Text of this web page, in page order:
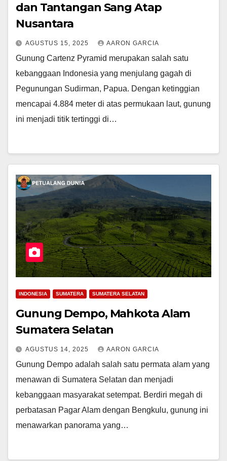
dan Tantangan Sang Atap
Nusantara
AGUSTUS 15, 2025 AARON GARCIA
Gunung Cartenz Pyramid merupakan salah satu
kebanggaan Indonesia yang menjulang gagah di
Pegunungan Sudirman, Papua. Dengan ketinggian
mencapai 4.884 meter di atas permukaan laut, gunung
ini menjadi titik tertinggi di…
INDONESIA SUMATERA SUMATERA SELATAN
Gunung Dempo, Mahkota Alam
Sumatera Selatan
AGUSTUS 14, 2025 AARON GARCIA
Gunung Dempo adalah salah satu permata alam yang
menawan di Sumatera Selatan dan menjadi
kebanggaan masyarakat setempat. Berdiri megah di
perbatasan Pagar Alam dengan Bengkulu, gunung ini
menawarkan panorama yang…